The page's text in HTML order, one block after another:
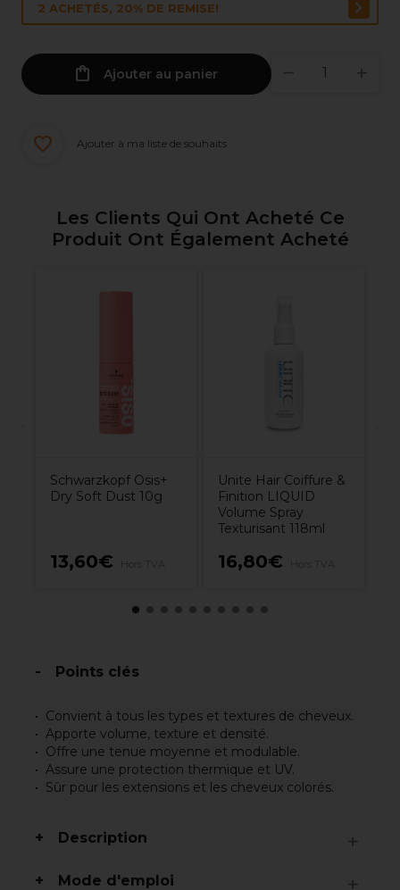
2 ACHETÉS, 20% DE REMISE!
Ajouter au panier
Ajouter à ma liste de souhaits
Les Clients Qui Ont Acheté Ce
Produit Ont Également Acheté
Schwarzkopf Osis+
Dry Soft Dust 10g
13,60€
Unite Hair Coiffure &
Finition LIQUID
Volume Spray
Texturisant 118ml
16,80€
Points clés
Convient à tous les types et textures de cheveux.
Apporte volume, texture et densité.
Offre une tenue moyenne et modulable.
Assure une protection thermique et UV.
Sûr pour les extensions et les cheveux colorés.
Description
Mode d'emploi